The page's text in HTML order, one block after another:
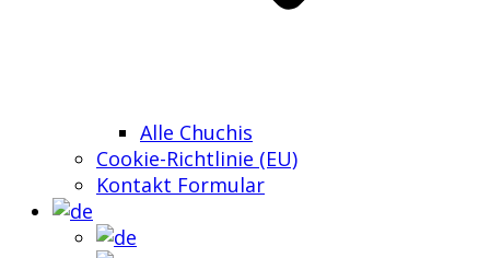
Alle Chuchis
Cookie-Richtlinie (EU)
Kontakt Formular